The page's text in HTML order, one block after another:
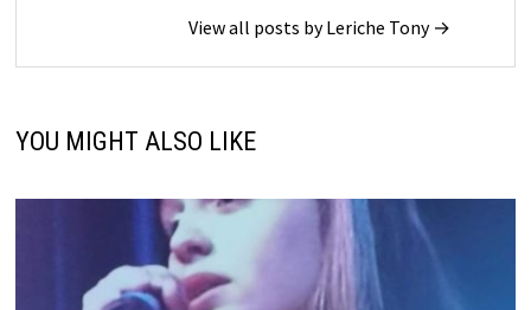
View all posts by Leriche Tony →
YOU MIGHT ALSO LIKE